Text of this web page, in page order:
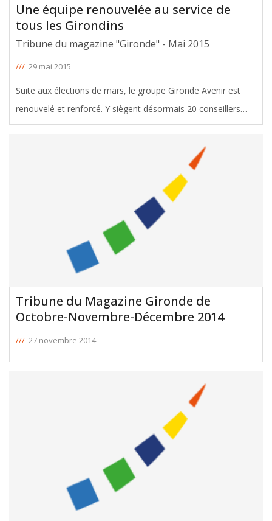
Une équipe renouvelée au service de
tous les Girondins
Tribune du magazine "Gironde" - Mai 2015
/// 29 mai 2015
Suite aux élections de mars, le groupe Gironde Avenir est
renouvelé et renforcé. Y siègent désormais 20 conseillers
(contre 13 auparavant) issus des forces de la droite et du
[ … ]
Tribune du Magazine Gironde de
Octobre-Novembre-Décembre 2014
/// 27 novembre 2014